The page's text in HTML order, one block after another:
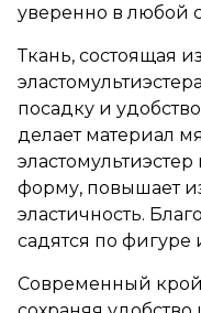
уверенно в любой
Ткань, состоящая
посадку и
делает материал
форму, повышает
эластичность.
садятся по
Современный крой